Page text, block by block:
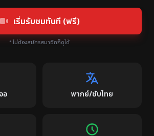
เริ่มรับชมทันที (ฟรี)
* ไม่ต้องสมัครสมาชิกก็ดูได้
อ พากย์/ซับไทย